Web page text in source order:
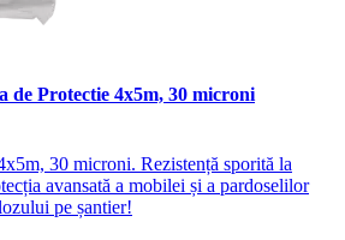
de Protectie 4x5m, 30 microni
30 microni. Rezistență sporită la
avansată a mobilei și a pardoselilor
pe șantier!